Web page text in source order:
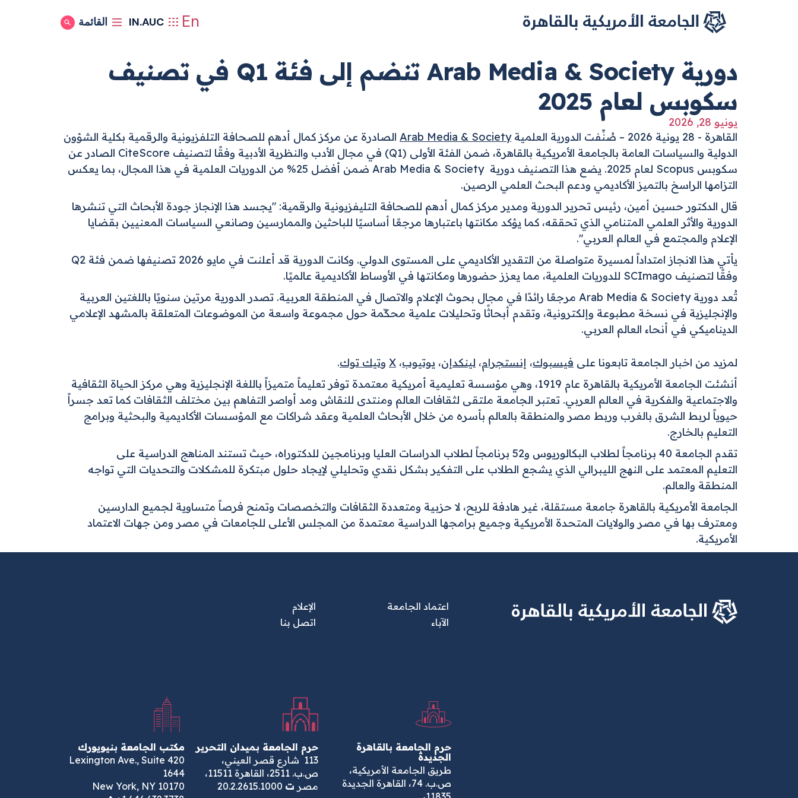
الصفحة الرئيسية En
IN.AUC القائمة Show Search
دورية Arab Media & Society تنضم إلى فئة Q1 في تصنيف
سكوبس لعام 2025
يونيو 28, 2026
القاهرة - 28 يونية 2026 – صُنِّفت الدورية العلمية
Arab Media & Society الصادرة عن مركز كمال أدهم للصحافة التلفزيونية والرقمية بكلية الشؤون
الدولية والسياسات العامة بالجامعة الأمريكية بالقاهرة، ضمن الفئة الأولى (Q1) في مجال الأدب والنظرية الأدبية وفقًا لتصنيف CiteScore الصادر عن
سكوبس Scopus لعام 2025. يضع هذا التصنيف دورية Arab Media & Society ضمن أفضل 25% من الدوريات العلمية في هذا المجال، بما يعكس
التزامها الراسخ بالتميز الأكاديمي ودعم البحث العلمي الرصين.
قال الدكتور حسين أمين، رئيس تحرير الدورية ومدير مركز كمال أدهم للصحافة التليفزيونية والرقمية: "يجسد هذا الإنجاز جودة الأبحاث التي تنشرها
الدورية والأثر العلمي المتنامي الذي تحققه، كما يؤكد مكانتها باعتبارها مرجعًا أساسيًا للباحثين والممارسين وصانعي السياسات المعنيين بقضايا
الإعلام والمجتمع في العالم العربي".
يأتي هذا الانجاز امتداداً لمسيرة متواصلة من التقدير الأكاديمي على المستوى الدولي. وكانت الدورية قد أعلنت في مايو 2026 تصنيفها ضمن فئة Q2
وفقًا لتصنيف SCImago للدوريات العلمية، مما يعزز حضورها ومكانتها في الأوساط الأكاديمية عالميًا.
تُعد دورية Arab Media & Society مرجعًا رائدًا في مجال بحوث الإعلام والاتصال في المنطقة العربية. تصدر الدورية مرتين سنويًا باللغتين العربية
والإنجليزية في نسخة مطبوعة وإلكترونية، وتقدم أبحاثًا وتحليلات علمية محكّمة حول مجموعة واسعة من الموضوعات المتعلقة بالمشهد الإعلامي
الديناميكي في أنحاء العالم العربي.
لمزيد من اخبار الجامعة تابعونا على فيسبوك، إنستجرام، لينكدإن، يوتيوب، X وتيك توك.
أنشئت الجامعة الأمريكية بالقاهرة عام 1919، وهي مؤسسة تعليمية أمريكية معتمدة توفر تعليماً متميزاً باللغة الإنجليزية وهي مركز الحياة الثقافية
والاجتماعية والفكرية في العالم العربي. تعتبر الجامعة ملتقى لثقافات العالم ومنتدى للنقاش ومد أواصر التفاهم بين مختلف الثقافات كما تعد جسراً
حيوياً لربط الشرق بالغرب وربط مصر والمنطقة بالعالم بأسره من خلال الأبحاث العلمية وعقد شراكات مع المؤسسات الأكاديمية والبحثية وبرامج
التعليم بالخارج.
تقدم الجامعة 40 برنامجاً لطلاب البكالوريوس و52 برنامجاً لطلاب الدراسات العليا وبرنامجين للدكتوراه، حيث تستند المناهج الدراسية على
التعليم المعتمد على النهج الليبرالي الذي يشجع الطلاب على التفكير بشكل نقدي وتحليلي لإيجاد حلول مبتكرة للمشكلات والتحديات التي تواجه
المنطقة والعالم.
الجامعة الأمريكية بالقاهرة جامعة مستقلة، غير هادفة للربح، لا حزبية ومتعددة الثقافات والتخصصات وتمنح فرصاً متساوية لجميع الدارسين
ومعترف بها في مصر والولايات المتحدة الأمريكية وجميع برامجها الدراسية معتمدة من المجلس الأعلى للجامعات في مصر ومن جهات الاعتماد
الأمريكية.
القائمة الرئيسية السفلية
اعتماد الجامعة
الآباء
الإعلام
اتصل بنا
حرم الجامعة بالقاهرة
الجديدة
طريق الجامعة الأمريكية،
ص.ب. 74، القاهرة الجديدة
حرم الجامعة بميدان التحرير
113 شارع قصر العيني،
ص.ب. 2511، القاهرة 11511،
مصر ت
مكتب الجامعة بنيويورك
420 Lexington Ave., Suite
1644
New York, NY 10170